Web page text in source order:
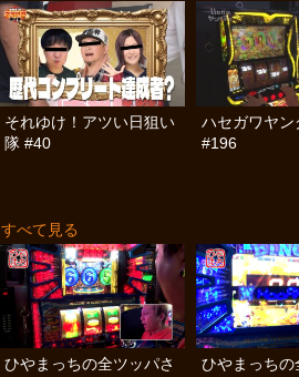
それゆけ！アツい日狙い
隊 #40
ハセガワヤン
#196
すべて見る
ひやまっちの全ツッパさ
ひやまっちの